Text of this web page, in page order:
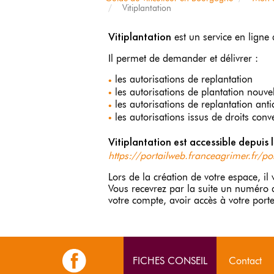
Vitiplantation
Vitiplantation est un service en ligne
Il permet de demander et délivrer :
les autorisations de replantation
les autorisations de plantation
les autorisations de replantation
les autorisations issus de droits
Vitiplantation est accessible depuis
https://portailweb.franceagrimer.fr/
Lors de la création de votre espace, il
Vous recevrez par la suite un
votre compte, avoir accès à votre
FICHES CONSEIL Contact